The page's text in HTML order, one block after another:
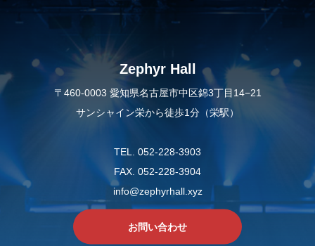
Zephyr Hall
〒460-0003 愛知県名古屋市中区錦3丁目14−21
サンシャイン栄から徒歩1分（栄駅）
TEL. 052-228-3903
FAX. 052-228-3904
info@zephyrhall.xyz
お問い合わせ